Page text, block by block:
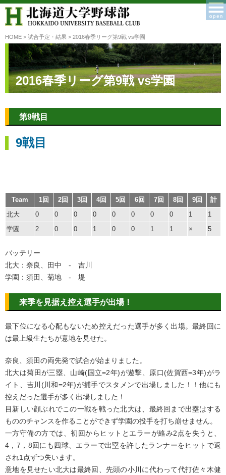
HOME > 試合予定・結果 > 2016春季リーグ第9戦 vs学園
2016春季リーグ第9戦 vs学園
第9戦目
9戦目
Team 1回 2回 3回 4回 5回 6回 7回 8回 9回
計
北大
0 0 0 0 0 0 0 0 1
1
学園
2 0 0 1 0 0 1 1 × 5
バッテリー
北大：奈良、田中 - 吉川
学園：須田、菊地 - 堤
来季を見据え控え選手が出場！
最下位になる心配もないため控えだった選手が多く出場。最終回に
は最上級生たちが意地を見せた。
奈良、須田の両先発で試合が始まりました。
北大は菊田が三塁、山崎(国立=2年)が遊撃、原口(佐賀西=3年)がラ
イト、吉川(川和=2年)が捕手でスタメンで出場しました！！他にも
控えだった選手が多く出場しました！
目新しい顔ぶれでこの一戦を戦った北大は、最終回まで出塁はする
もののチャンスを作ることができず学園の投手を打ち崩せません。
一方守備の方では、初回からヒットとエラーが絡み2点を失うと、
4，7，8回にも四球、エラーで出塁を許したランナーをヒットで返
され1点ずつ失います。
意地を見せたい北大は最終回、先頭の小川に代わって代打佐々木健